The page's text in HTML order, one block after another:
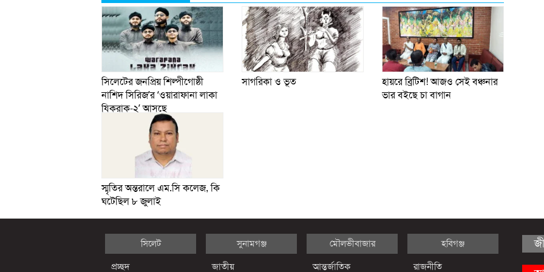
সিলেটের জনপ্রিয় শিল্পীগোষ্ঠী
নাশিদ সিরিজ’র ‘ওয়ারাফানা লাকা
যিকরাক-২’ আসছে
সাগরিকা ও ভূত
হায়রে ব্রিটিশ! আজও সেই বঞ্চনার
ভার বইছে চা বাগান
স্মৃতির অন্তরালে এম.সি কলেজ, কি
ঘটেছিল ৮ জুলাই
সিলেট সুনামগঞ্জ মৌলভীবাজার হবিগঞ্জ
প্রচ্ছদ জাতীয় আন্তর্জাতিক রাজনীতি